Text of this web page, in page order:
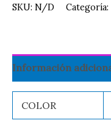
SKU: N/D Categoría:
Información
COLOR